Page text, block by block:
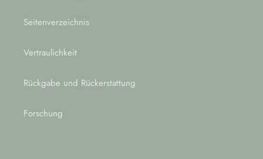
Seitenverzeichnis
Vertraulichkeit
Rückgabe und Rückerstattung
Forschung